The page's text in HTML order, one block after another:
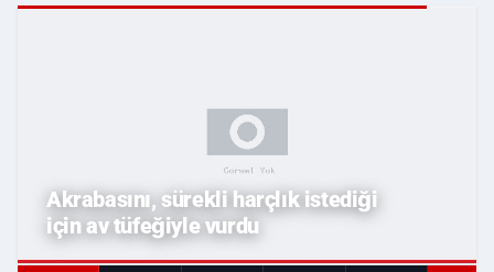
Akrabasını, sürekli harçlık istediği
için av tüfeğiyle vurdu